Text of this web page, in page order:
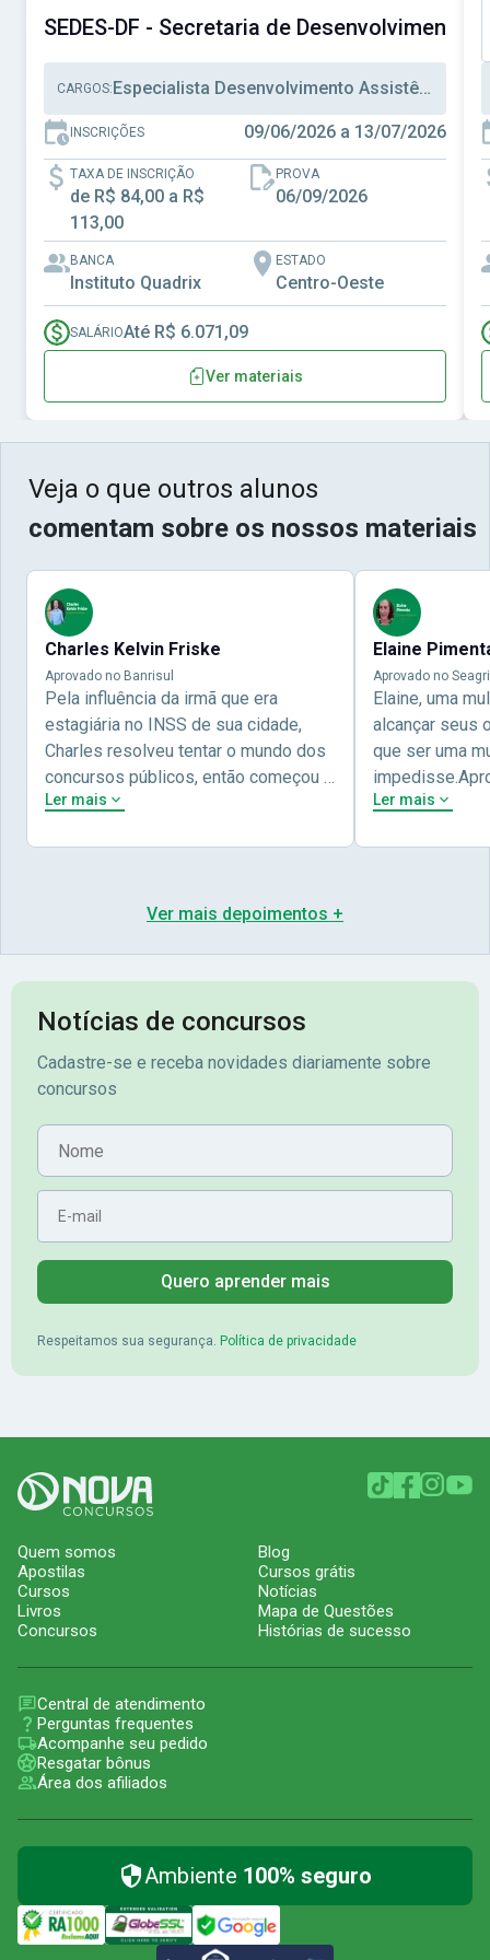
SEDES-DF - Secretaria de Desenvolvimento
CARGOS: Especialista Desenvolvimento Assistência Social, Técnico Desenvolvimento Assistência Social, Técnico Administrativo
INSCRIÇÕES 09/06/2026 a 13/07/2026
TAXA DE INSCRIÇÃO
de R$ 84,00 a R$
113,00
PROVA
06/09/2026
BANCA
Instituto Quadrix
ESTADO
Centro-Oeste
SALÁRIOAté R$ 6.071,09
Ver materiais
Veja o que outros alunos
comentam sobre os nossos materiais
Charles Kelvin Friske
Aprovado no Banrisul
Pela influência da irmã que era
estagiária no INSS de sua cidade,
Charles resolveu tentar o mundo dos
concursos públicos, então começou a
estudar com contéudo gratuito que a
preparação completa, e o resultado
abriu o concurso para o Banco da sua
cidade, o Banrisul. Se tornou
assinante premium e em seguida
mérito no concurso do
Banrisul.Charles Kelvin Friske -
Ler mais
Elaine
Aprovado no
Elaine, uma
alcançar seus
que ser uma
concursos
sua vida e
obstáculos
Pimenta -
Ler mais
Ver mais depoimentos +
Notícias de concursos
Cadastre-se e receba novidades diariamente sobre
concursos
Nome
E-mail
Quero aprender mais
Respeitamos sua segurança. Política de privacidade
Quem somos
Apostilas
Cursos
Livros
Concursos
Blog
Cursos grátis
Notícias
Mapa de Questões
Histórias de sucesso
Central de atendimento
Perguntas frequentes
Acompanhe seu pedido
Resgatar bônus
Área dos afiliados
Ambiente 100% seguro